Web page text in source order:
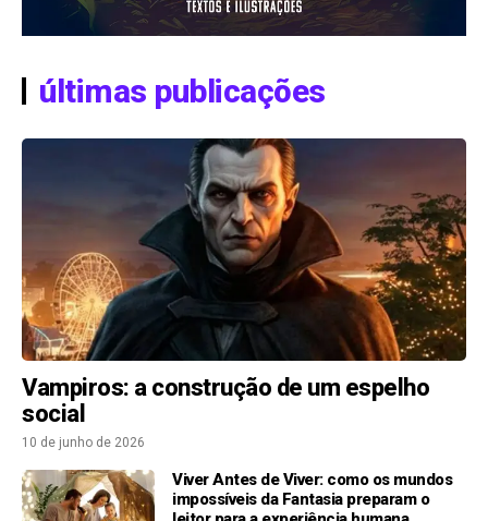
últimas publicações
Vampiros: a construção de um espelho
social
10 de junho de 2026
Viver Antes de Viver: como os mundos
impossíveis da Fantasia preparam o